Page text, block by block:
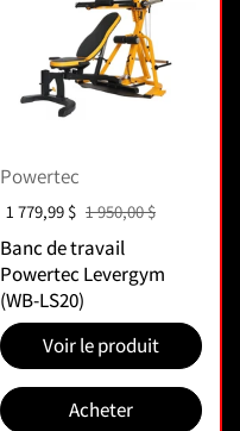
Powertec
Prix soldé :
1 779,99 $ Prix normal :
1 950,00 $
Banc de travail
Powertec Levergym
(WB-LS20)
Voir le produit
Acheter